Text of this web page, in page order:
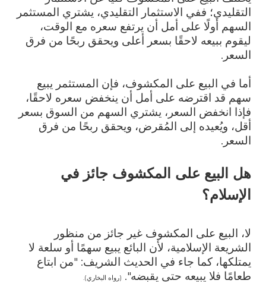
التقليدي؛ ففي الاستثمار التقليدي، يشتري المستثمر
السهم أولًا على أمل أن يرتفع سعره مع الوقت،
ليقوم ببيعه لاحقًا بسعر أعلى ويحقق ربحًا من فرق
السعر.
أما في البيع على المكشوف، فإن المستثمر يبيع
سهم قد اقترضه على أمل أن ينخفض سعره لاحقًا،
فإذا انخفض السعر، يشتري السهم من السوق بسعر
أقل، ويُعيده إلى المُقرض، ويحقق ربحًا من فرق
السعر.
هل البيع على المكشوف جائز في
الإسلام؟
لا، البيع على المكشوف غير جائز من منظور
الشريعة الإسلامية، لأن البائع يبيع سهمًا أو سلعة لا
يمتلكها، كما جاء في الحديث الشريف: "من ابتاع
طعامًا فلا يبيعه حتى يقبضه". (رواه البخاري).